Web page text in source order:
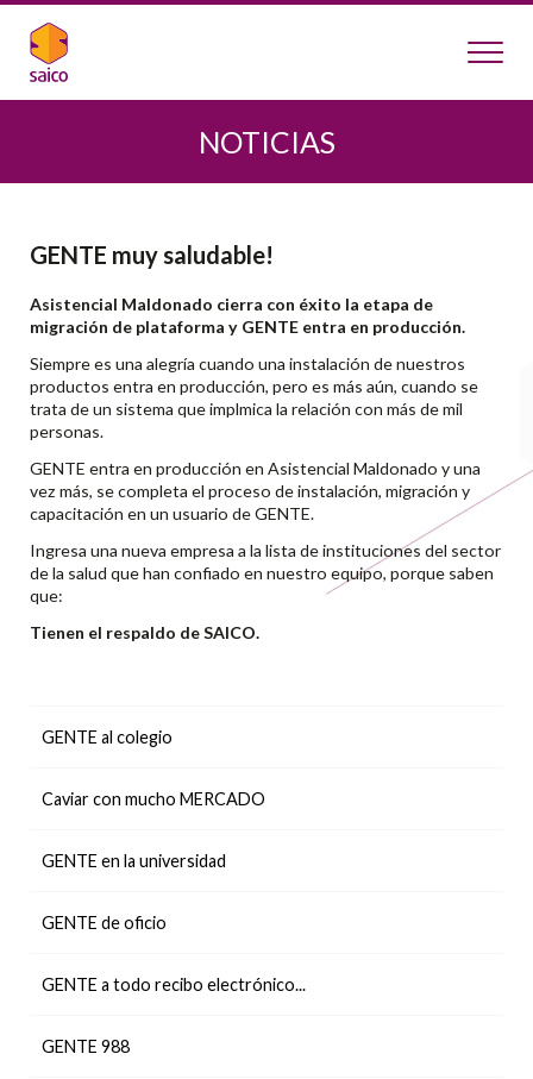
NOTICIAS
GENTE muy saludable!
Asistencial Maldonado cierra con éxito la etapa de
migración de plataforma y GENTE entra en producción.
Siempre es una alegría cuando una instalación de nuestros
productos entra en producción, pero es más aún, cuando se
trata de un sistema que implmica la relación con más de mil
personas.
GENTE entra en producción en Asistencial Maldonado y una
vez más, se completa el proceso de instalación, migración y
capacitación en un usuario de GENTE.
Ingresa una nueva empresa a la lista de instituciones del sector
de la salud que han confiado en nuestro equipo, porque saben
que:
Tienen el respaldo de SAICO.
GENTE al colegio
Caviar con mucho MERCADO
GENTE en la universidad
GENTE de oficio
GENTE a todo recibo electrónico...
GENTE 988